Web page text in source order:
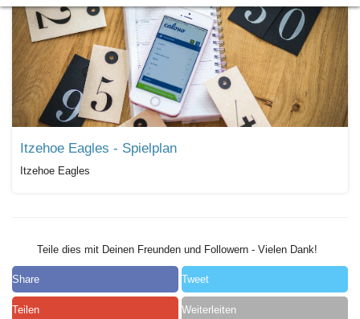
Itzehoe Eagles - Spielplan
Itzehoe Eagles
Teile dies mit Deinen Freunden und Followern - Vielen Dank!
Share Tweet
Teilen Weiterleiten